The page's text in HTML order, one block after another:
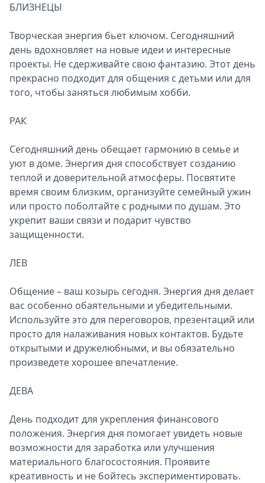
БЛИЗНЕЦЫ
Творческая энергия бьет ключом. Сегодняшний
день вдохновляет на новые идеи и интересные
проекты. Не сдерживайте свою фантазию. Этот день
прекрасно подходит для общения с детьми или для
того, чтобы заняться любимым хобби.
РАК
Сегодняшний день обещает гармонию в семье и
уют в доме. Энергия дня способствует созданию
теплой и доверительной атмосферы. Посвятите
время своим близким, организуйте семейный ужин
или просто поболтайте с родными по душам. Это
укрепит ваши связи и подарит чувство
защищенности.
ЛЕВ
Общение – ваш козырь сегодня. Энергия дня делает
вас особенно обаятельными и убедительными.
Используйте это для переговоров, презентаций или
просто для налаживания новых контактов. Будьте
открытыми и дружелюбными, и вы обязательно
произведете хорошее впечатление.
ДЕВА
День подходит для укрепления финансового
положения. Энергия дня помогает увидеть новые
возможности для заработка или улучшения
материального благосостояния. Проявите
креативность и не бойтесь экспериментировать.